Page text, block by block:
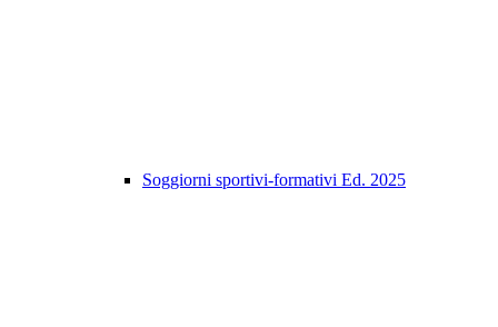
Soggiorni sportivi-formativi Ed. 2025